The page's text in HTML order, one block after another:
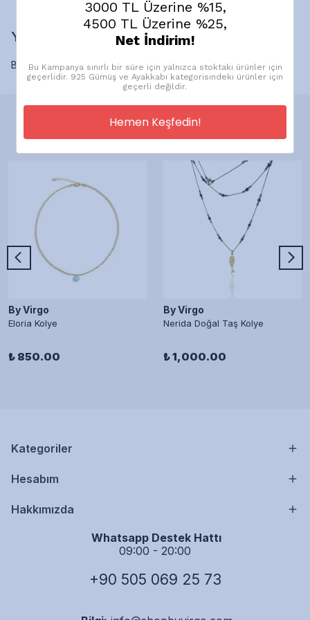
Yorumlar
Bu ürün için henüz yorum yapılmamış.
Önerilen Ürünler
By Virgo
Eloria Kolye
₺ 850.00
By Virgo
Nerida Doğal Taş Kolye
₺ 1,000.00
Kategoriler
Hesabım
Hakkımızda
Whatsapp Destek Hattı
09:00 - 20:00
+90 505 069 25 73
3000 TL Üzerine %15,
4500 TL Üzerine %25,
Net İndirim!
Bu Kampanya sınırlı bir süre için yalnızca stoktaki ürünler için
geçerlidir. 925 Gümüş ve Ayakkabı kategorisindeki ürünler için
geçerli değildir.
Hemen Keşfedin!